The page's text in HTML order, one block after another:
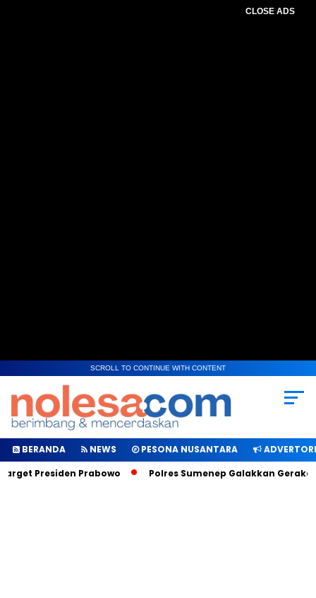
CLOSE ADS
SCROLL TO CONTINUE WITH CONTENT
BERANDA NEWS PESONA NUSANTARA
Presiden Prabowo
Polres Sumenep Galakkan